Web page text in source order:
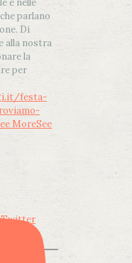
parlano
Di
alla nostra
la
per
festa-
MoreSee
Twitter